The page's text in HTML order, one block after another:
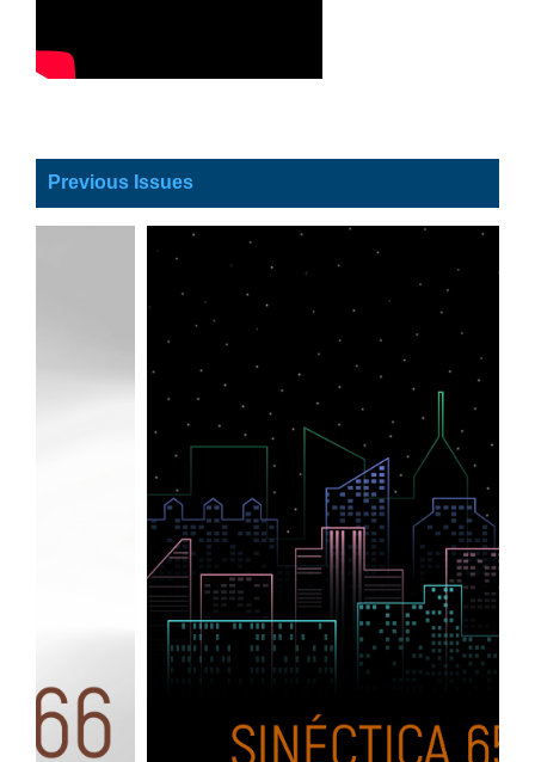
Previous Issues